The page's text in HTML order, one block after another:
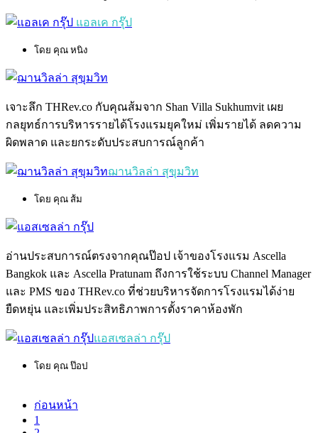
แอลเค กรุ๊ป
โดย คุณ หนิง
เจาะลึก THRev.co กับคุณส้มจาก Shan Villa Sukhumvit เผย
กลยุทธ์การบริหารรายได้โรงแรมยุคใหม่ เพิ่มรายได้ ลดความ
ผิดพลาด และยกระดับประสบการณ์ลูกค้า
ฌานวิลล่า สุขุมวิท
โดย คุณ ส้ม
อ่านประสบการณ์ตรงจากคุณป๊อป เจ้าของโรงแรม Ascella
Bangkok และ Ascella Pratunam ถึงการใช้ระบบ Channel Manager
และ PMS ของ THRev.co ที่ช่วยบริหารจัดการโรงแรมได้ง่าย
ยืดหยุ่น และเพิ่มประสิทธิภาพการตั้งราคาห้องพัก
แอสเซลล่า กรุ๊ป
โดย คุณ ป๊อป
ก่อนหน้า
1